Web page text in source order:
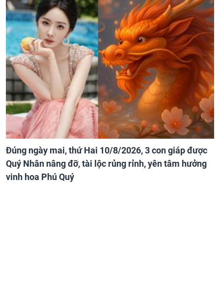
Đúng ngày mai, thứ Hai 10/8/2026, 3 con giáp được
Quý Nhân nâng đỡ, tài lộc rủng rỉnh, yên tâm hưởng
vinh hoa Phú Quý